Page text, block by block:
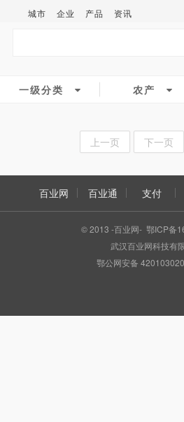
城市 企业 产品 资讯
一级分类 农产
上一页 下一页
百业网 百业通 支付
© 2013 -百业网- 鄂ICP备
武汉百业网科技有
鄂公网安备